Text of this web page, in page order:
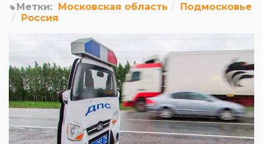
Метки: Московская область
Подмосковье
Россия